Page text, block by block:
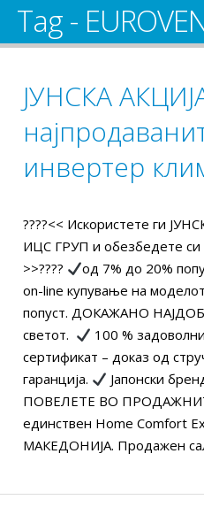
Tag -
ЈУНСКА
инвертер
????<< Искористете ги
ИЦС ГРУП и обезбедете си
>>????
од 7% до 20%
on-line купување на
попуст. ДОКАЖАНО
светот.
100 %
сертификат – доказ од
гаранција.
Јапонски
ПОВЕЛЕТЕ ВО
единствен Home Comfort
МАКЕДОНИЈА. Продажен
Како да ги намалите
трошоците за
електрична енергија и
во вашиот дом?
Оглас за вработување:
СЕРВИСЕР ЗА КЛИМИ,
ТОПЛОТНИ ПУМПИ И
(СО И БЕЗ
ICS Group – Daikin Kings-
за највисок промет во